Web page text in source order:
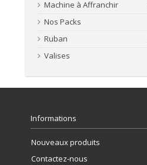
Machine à Affranchir
Nos Packs
Ruban
Valises
Informations
Nouveaux produits
Contactez-nous